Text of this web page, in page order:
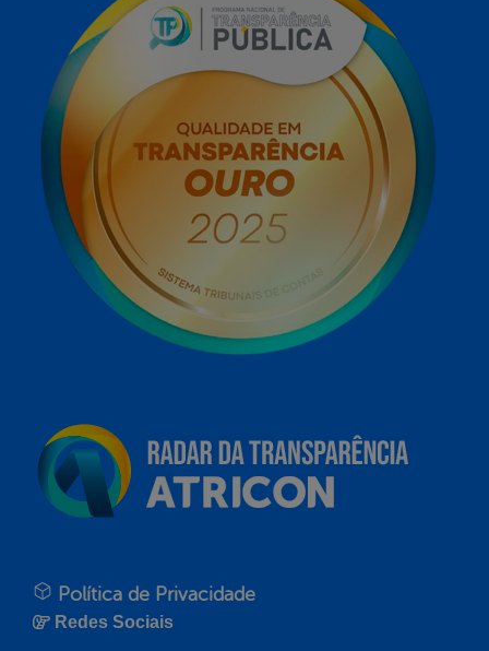
Política de Privacidade
Redes Sociais